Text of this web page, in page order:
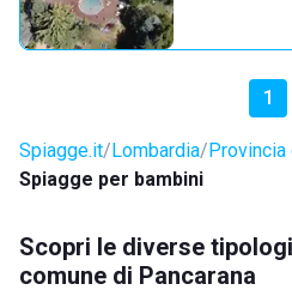
1
Spiagge.it Lombardia Provincia
Spiagge per bambini
Scopri le diverse
comune di Pancarana